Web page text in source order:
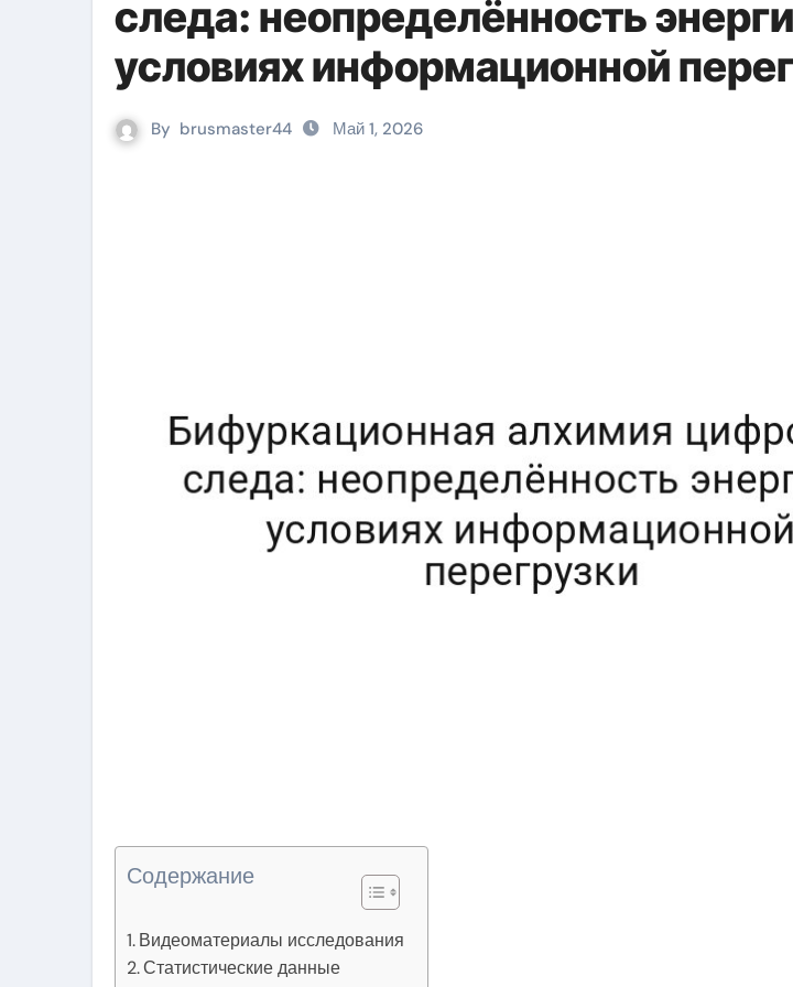
следа: неопределённость
условиях информационной
By brusmaster44 Май 1, 2026
Содержание
Видеоматериалы исследования
Статистические данные